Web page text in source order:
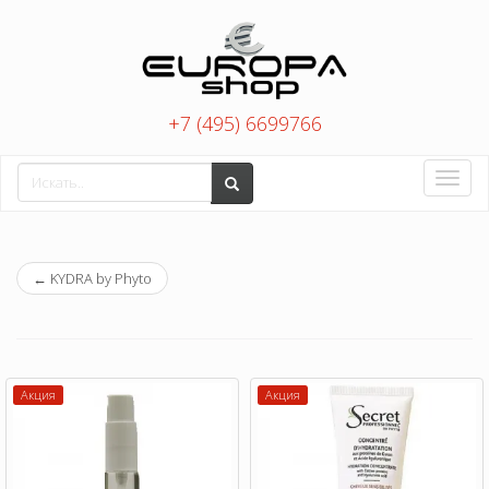
+7 (495) 6699766
Toggle
← KYDRA by Phyto
Акция Акция